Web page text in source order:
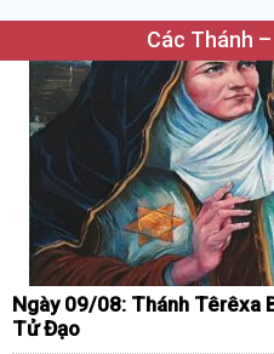
Các Thánh
Ngày 09/08: Thánh Têrêxa
Tử Đạo